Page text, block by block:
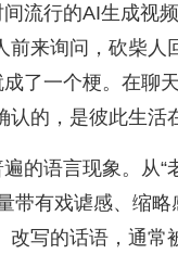
流行的AI生成视
前来询问，砍柴
成了一个梗。在
的，是彼此生活
的语言现象。从“
带有戏谑感、缩
写的话语，通常